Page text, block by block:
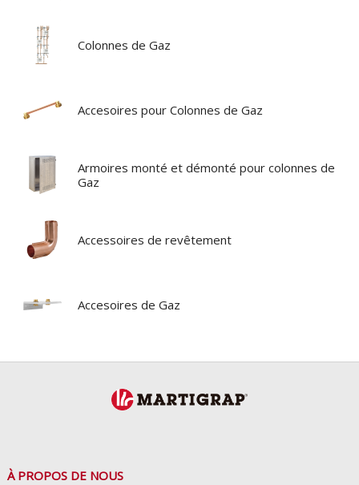
Colonnes de Gaz
Accesoires pour Colonnes de Gaz
Armoires monté et démonté pour colonnes de
Gaz
Accessoires de revêtement
Accesoires de Gaz
À PROPOS DE NOUS